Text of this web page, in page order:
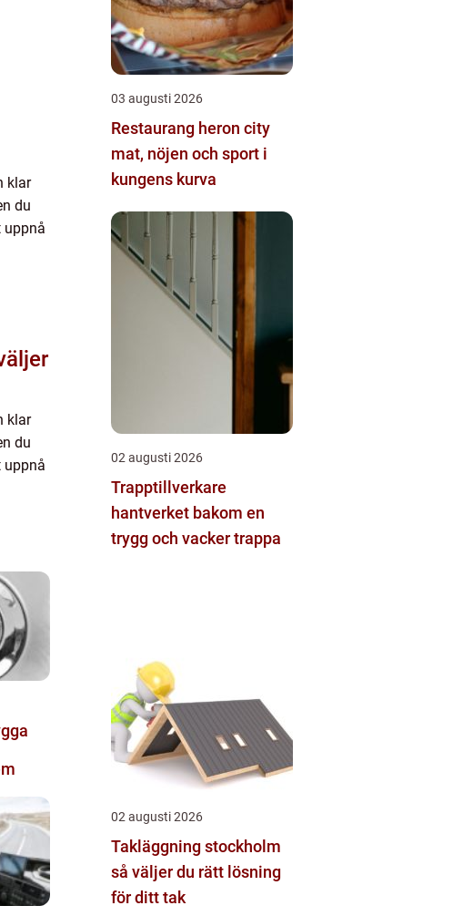
klar
du
uppnå
klar
du
uppnå
03 augusti 2026
Restaurang heron city
mat, nöjen och sport i
kungens kurva
02 augusti 2026
Trapptillverkare
hantverket bakom en
trygg och vacker trappa
02 augusti 2026
Takläggning stockholm
så väljer du rätt lösning
för ditt tak